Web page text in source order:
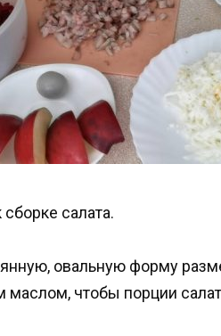
салата.
овальную форму
маслом, чтобы порции